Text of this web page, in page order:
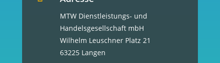
MTW Dienstleistungs- und
Handelsgesellschaft mbH
Wilhelm Leuschner Platz 21
63225 Langen